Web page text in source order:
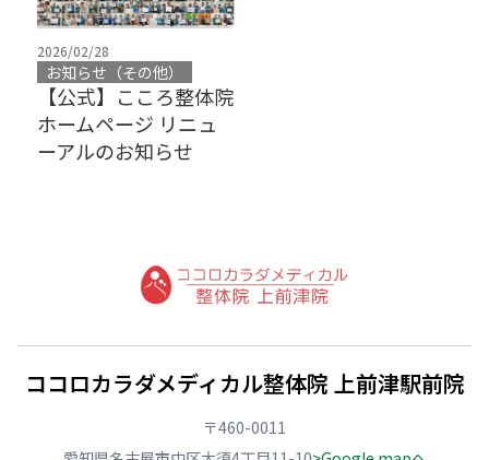
2026/02/28
お知らせ（その他）
【公式】こころ整体院
ホームページ リニュ
ーアルのお知らせ
ココロカラダメディカル整体院 上前津駅前院
〒460-0011